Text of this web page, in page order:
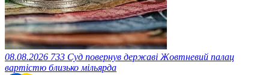
08.08.2026 733 Суд повернув державі Жовтневий палац
вартістю близько мільярда